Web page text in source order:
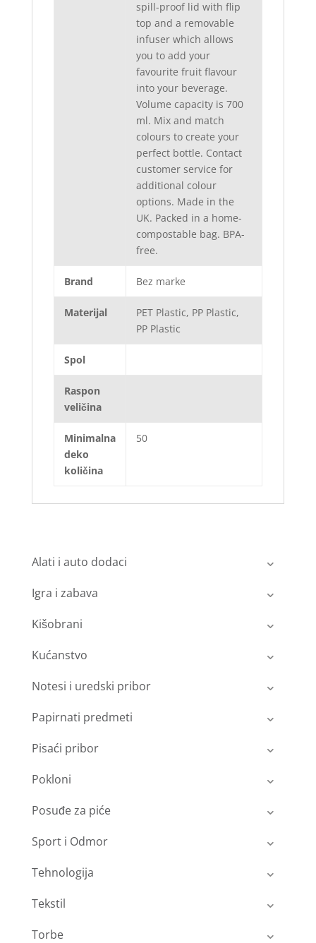
spill-proof lid with flip
top and a removable
infuser which allows
you to add your
favourite fruit flavour
into your beverage.
Volume capacity is 700
ml. Mix and match
colours to create your
perfect bottle. Contact
customer service for
additional colour
options. Made in the
UK. Packed in a home-
compostable bag. BPA-
free.
Brand Bez marke
Materijal
PET Plastic, PP Plastic,
PP Plastic
Spol
Raspon
veličina
Minimalna
deko
količina
50
Alati i auto dodaci
Igra i zabava
Kišobrani
Kućanstvo
Notesi i uredski pribor
Papirnati predmeti
Pisaći pribor
Pokloni
Posuđe za piće
Sport i Odmor
Tehnologija
Tekstil
Torbe